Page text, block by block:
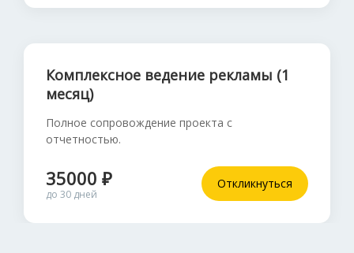
Комплексное ведение рекламы (1
месяц)
Полное сопровождение проекта с
отчетностью.
35000 ₽
до 30 дней
Откликнуться